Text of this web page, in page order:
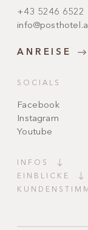
+43 5246 6522
ANREISE
SOCIALS
Facebook
Instagram
Youtube
INFOS
EINBLICKE